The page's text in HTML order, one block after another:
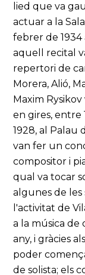
lied que va
actuar a la
febrer de
aquell recital
repertori de
Morera, Alió,
Maxim
en gires, entre
1928, al Palau
van fer un
compositor i
qual va tocar
algunes de les
l'activitat de
a la música de
any, i gràcies
poder
de solista; els